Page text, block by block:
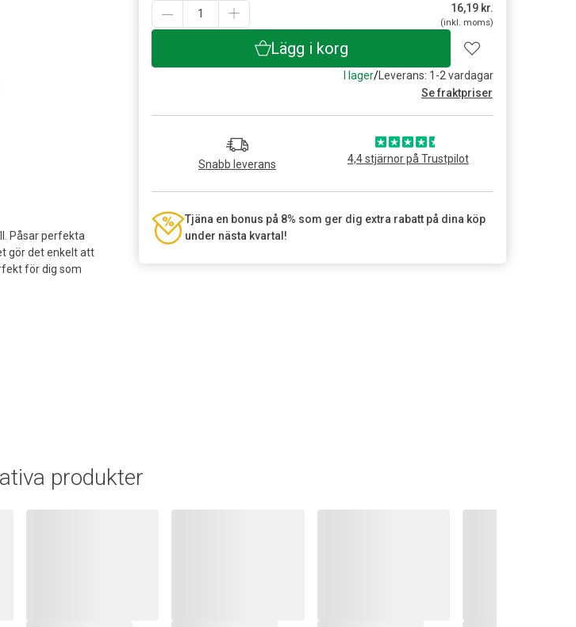
Påsar perfekta
gör det enkelt att
för dig som
16,19kr.
(inkl. moms)
Lägg i korg
I lager/Leverans: 1-2 vardagar
Se fraktpriser
Snabb leverans 4,4 stjärnor på Trustpilot
Tjäna en bonus på 8% som ger dig extra rabatt på dina köp
under nästa kvartal!
produkter